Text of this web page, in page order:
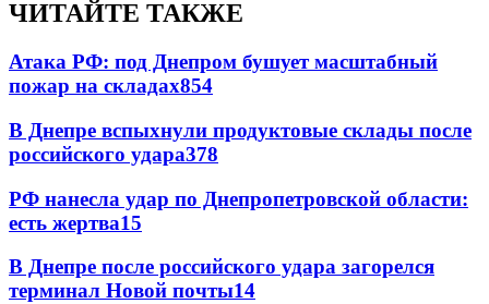
ЧИТАЙТЕ ТАКЖЕ
Атака РФ: под Днепром бушует масштабный
пожар на складах854
В Днепре вспыхнули продуктовые склады после
российского удара378
РФ нанесла удар по Днепропетровской области:
есть жертва15
В Днепре после российского удара загорелся
терминал Новой почты14